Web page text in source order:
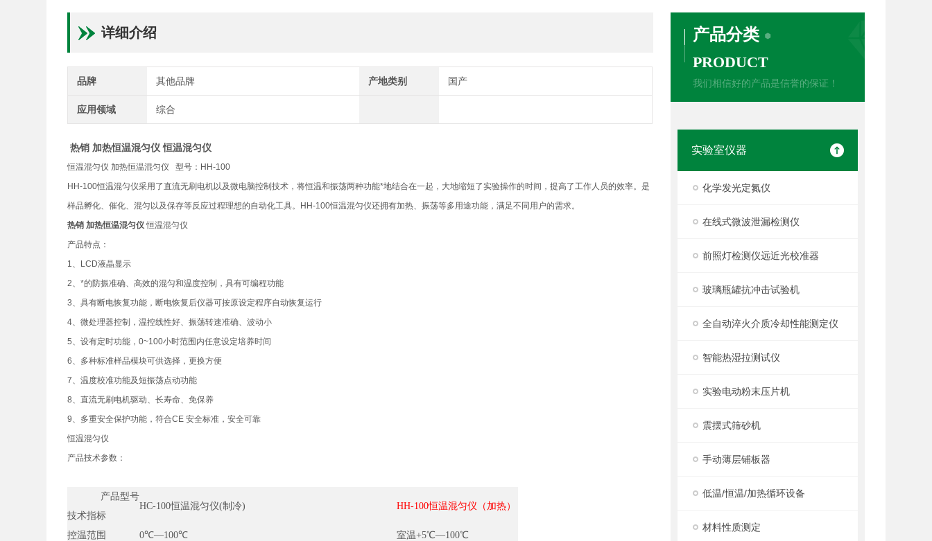
产品分类
PRODUCT
我们相信好的产品是信誉的保证！
实验室仪器
化学发光定氮仪
在线式微波泄漏检测仪
前照灯检测仪远近光校准器
玻璃瓶罐抗冲击试验机
全自动淬火介质冷却性能测定仪
智能热湿拉测试仪
实验电动粉末压片机
震摆式筛砂机
手动薄层铺板器
低温/恒温/加热循环设备
材料性质测定
详细介绍
品牌 其他品牌 产地类别 国产
应用领域 综合
热销 加热恒温混匀仪恒温混匀仪
恒温混匀仪 加热恒温混匀仪 型号：HH-100
HH-100恒温混匀仪采用了直流无刷电机以及微电脑控制技术，将恒温和振荡两种功能*地结合在一起，大地缩短了实验操作的时间，提高了工作人员的效率。是
样品孵化、催化、混匀以及保存等反应过程理想的自动化工具。HH-100恒温混匀仪还拥有加热、振荡等多用途功能，满足不同用户的需求。
热销 加热恒温混匀仪恒温混匀仪
产品特点：
1、LCD液晶显示
2、*的防振准确、高效的混匀和温度控制，具有可编程功能
3、具有断电恢复功能，断电恢复后仪器可按原设定程序自动恢复运行
4、微处理器控制，温控线性好、振荡转速准确、波动小
5、设有定时功能，0~100小时范围内任意设定培养时间
6、多种标准样品模块可供选择，更换方便
7、温度校准功能及短振荡点动功能
8、直流无刷电机驱动、长寿命、免保养
9、多重安全保护功能，符合CE 安全标准，安全可靠
恒温混匀仪
产品技术参数：
产品型号
技术指标
HC-100恒温混匀仪(制冷) HH-100恒温混匀仪（加热）
控温范围 0℃—100℃ 室温+5℃—100℃